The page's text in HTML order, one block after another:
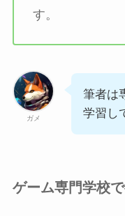
す。
ガメ
筆者は
学習し
ゲーム専門学校